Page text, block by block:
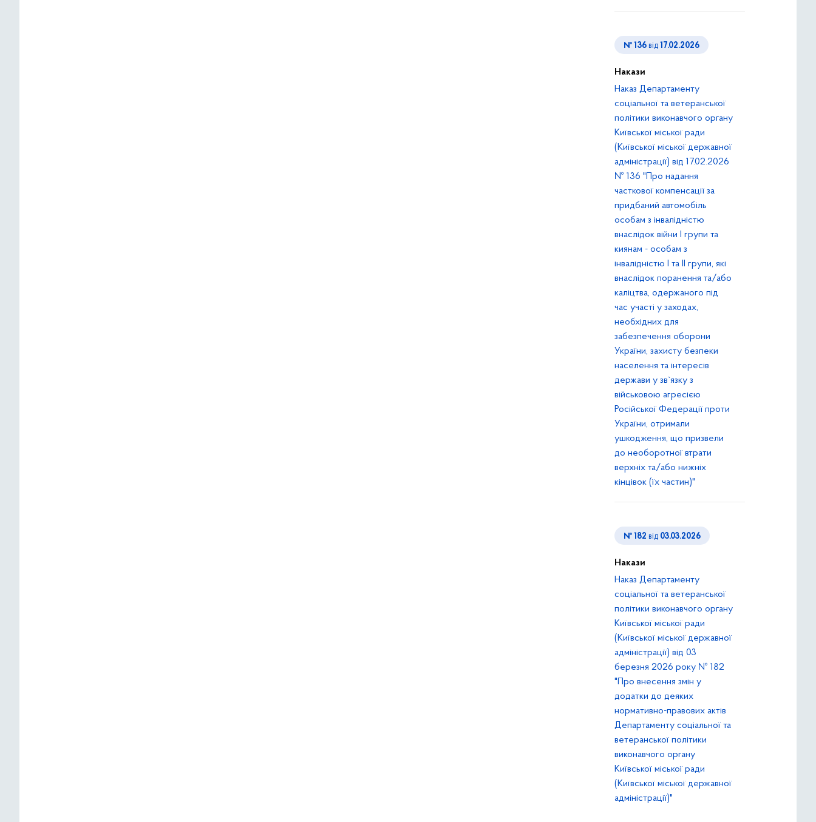
№ 136 від 17.02.2026
Накази
Наказ Департаменту
соціальної та ветеранської
політики виконавчого органу
Київської міської ради
(Київської міської державної
адміністрації) від 17.02.2026
№ 136 "Про надання
часткової компенсації за
придбаний автомобіль
особам з інвалідністю
внаслідок війни І групи та
киянам - особам з
інвалідністю І та ІІ групи, які
внаслідок поранення та/або
каліцтва, одержаного під
час участі у заходах,
необхідних для
забезпечення оборони
України, захисту безпеки
населення та інтересів
держави у зв`язку з
військовою агресією
Російської Федерації проти
України, отримали
ушкодження, що призвели
до необоротної втрати
верхніх та/або нижніх
кінцівок (їх частин)"
№ 182 від 03.03.2026
Накази
Наказ Департаменту
соціальної та ветеранської
політики виконавчого органу
Київської міської ради
(Київської міської державної
адміністрації) від 03
березня 2026 року № 182
"Про внесення змін у
додатки до деяких
нормативно-правових актів
Департаменту соціальної та
ветеранської політики
виконавчого органу
Київської міської ради
(Київської міської державної
адміністрації)"